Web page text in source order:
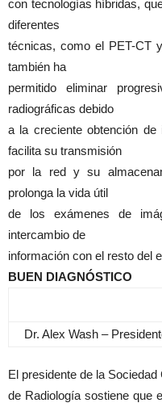
con tecnologías híbridas,
diferentes
técnicas, como el PET-CT
también ha
permitido eliminar
radiográficas debido
a la creciente obtención
facilita su transmisión
por la red y su
prolonga la vida útil
de los exámenes de
intercambio de
información con el resto del
BUEN DIAGNÓSTICO
Dr. Alex Wash –
El presidente de la Sociedad
de Radiología sostiene que